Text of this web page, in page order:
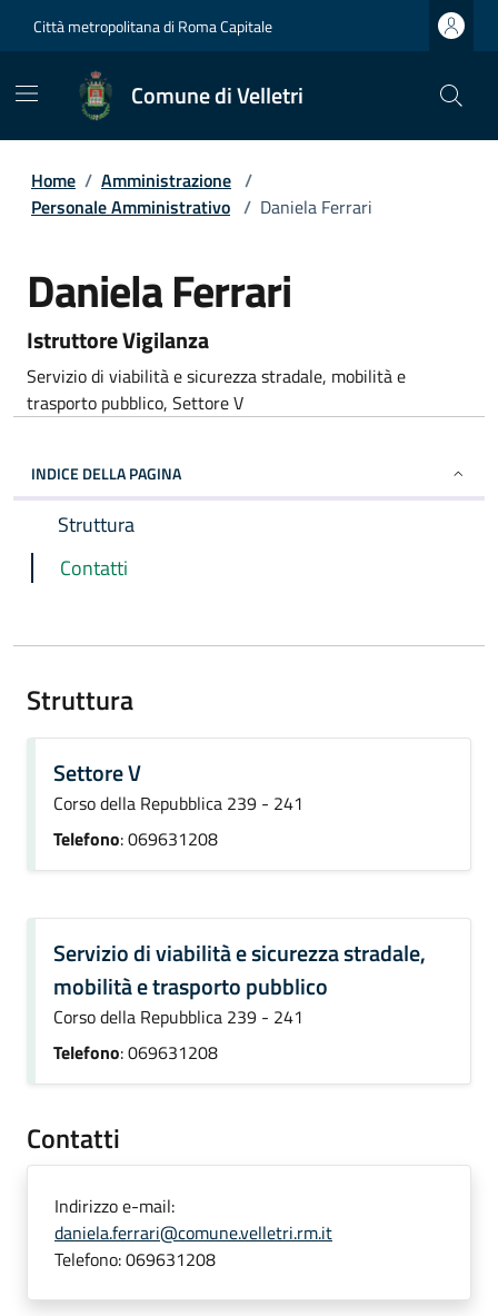
Città metropolitana di Roma Capitale
Comune di Velletri
Home / Amministrazione /
Personale Amministrativo / Daniela Ferrari
Daniela Ferrari
Istruttore Vigilanza
Servizio di viabilità e sicurezza stradale, mobilità e
trasporto pubblico, Settore V
INDICE DELLA PAGINA
Struttura
Contatti
Struttura
Settore V
Corso della Repubblica 239 - 241
Telefono: 069631208
Servizio di viabilità e sicurezza stradale,
mobilità e trasporto pubblico
Corso della Repubblica 239 - 241
Telefono: 069631208
Contatti
Indirizzo e-mail:
daniela.ferrari@comune.velletri.rm.it
Telefono:069631208